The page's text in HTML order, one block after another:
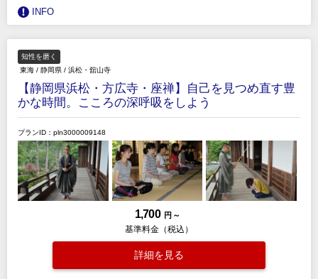
INFO
知性を磨く
東海 / 静岡県 / 浜松・舘山寺
【静岡県浜松・方広寺・座禅】自己を見つめ直す豊
かな時間。こころの深呼吸をしよう
プランID：pln3000009148
1,700 円 ～
基準料金（税込）
詳細を見る